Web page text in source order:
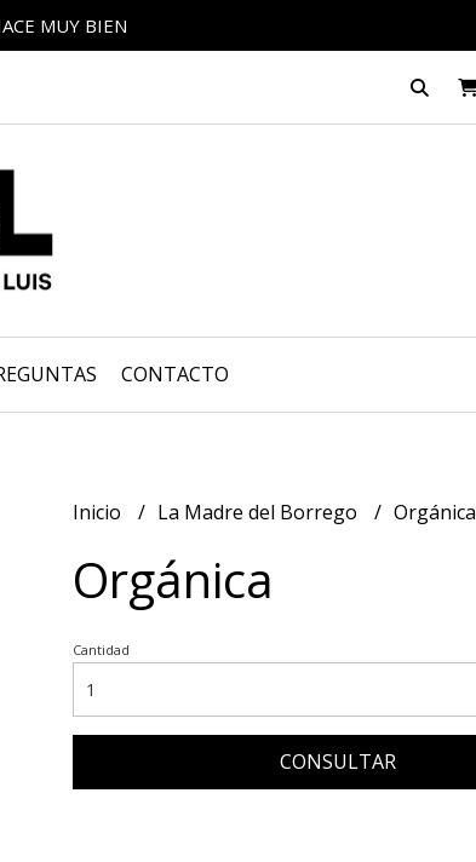
MUY BIEN
CONTACTO
Inicio La Madre del Borrego Orgánica
Orgánica
Cantidad
CONSULTAR